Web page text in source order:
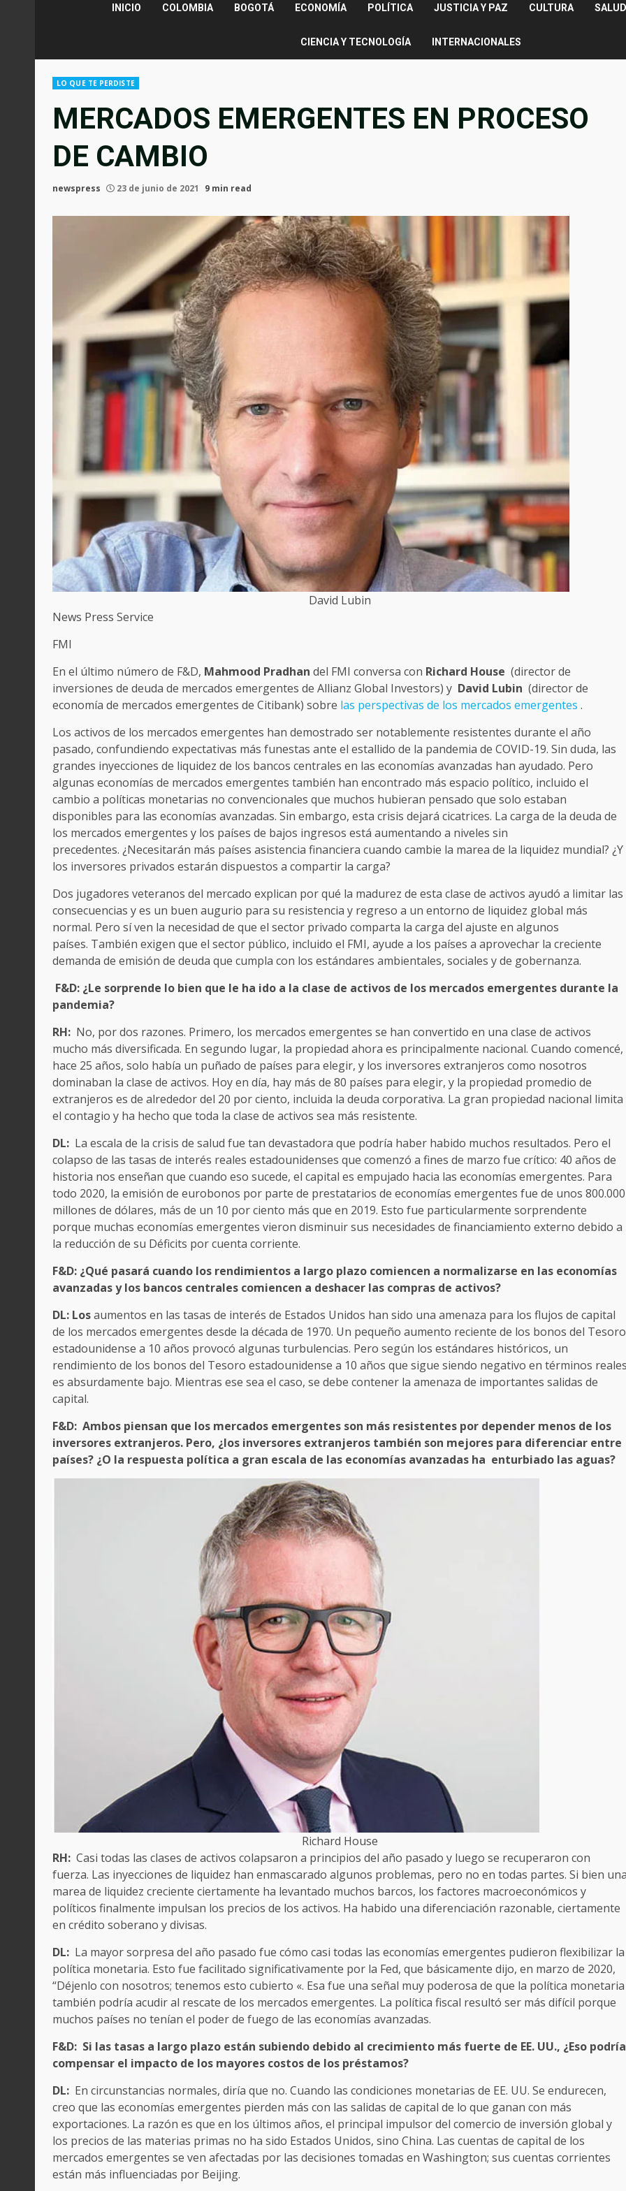
INICIO COLOMBIA BOGOTÁ ECONOMÍA POLÍTICA JUSTICIA Y PAZ CULTURA
CIENCIA Y TECNOLOGÍA INTERNACIONALES
LO QUE TE PERDISTE
MERCADOS EMERGENTES EN PROCESO
DE CAMBIO
newspress 23 de junio de 2021 9 min read
David Lubin
News Press Service
FMI
En el último número de F&D, Mahmood Pradhan del FMI conversa con Richard House (director de
inversiones de deuda de mercados emergentes de Allianz Global Investors) y David Lubin (director de
economía de mercados emergentes de Citibank) sobre las perspectivas de los mercados emergentes .
Los activos de los mercados emergentes han demostrado ser notablemente resistentes durante el año
pasado, confundiendo expectativas más funestas ante el estallido de la pandemia de COVID-19. Sin duda, las
grandes inyecciones de liquidez de los bancos centrales en las economías avanzadas han ayudado. Pero
algunas economías de mercados emergentes también han encontrado más espacio político, incluido el
cambio a políticas monetarias no convencionales que muchos hubieran pensado que solo estaban
disponibles para las economías avanzadas. Sin embargo, esta crisis dejará cicatrices. La carga de la deuda de
los mercados emergentes y los países de bajos ingresos está aumentando a niveles sin
precedentes. ¿Necesitarán más países asistencia financiera cuando cambie la marea de la liquidez mundial? ¿Y
los inversores privados estarán dispuestos a compartir la carga?
Dos jugadores veteranos del mercado explican por qué la madurez de esta clase de activos ayudó a limitar las
consecuencias y es un buen augurio para su resistencia y regreso a un entorno de liquidez global más
normal. Pero sí ven la necesidad de que el sector privado comparta la carga del ajuste en algunos
países. También exigen que el sector público, incluido el FMI, ayude a los países a aprovechar la creciente
demanda de emisión de deuda que cumpla con los estándares ambientales, sociales y de gobernanza.
F&D: ¿Le sorprende lo bien que le ha ido a la clase de activos de los mercados emergentes durante la
pandemia?
RH: No, por dos razones. Primero, los mercados emergentes se han convertido en una clase de activos
mucho más diversificada. En segundo lugar, la propiedad ahora es principalmente nacional. Cuando comencé,
hace 25 años, solo había un puñado de países para elegir, y los inversores extranjeros como nosotros
dominaban la clase de activos. Hoy en día, hay más de 80 países para elegir, y la propiedad promedio de
extranjeros es de alrededor del 20 por ciento, incluida la deuda corporativa. La gran propiedad nacional limita
el contagio y ha hecho que toda la clase de activos sea más resistente.
DL: La escala de la crisis de salud fue tan devastadora que podría haber habido muchos resultados. Pero el
colapso de las tasas de interés reales estadounidenses que comenzó a fines de marzo fue crítico: 40 años de
historia nos enseñan que cuando eso sucede, el capital es empujado hacia las economías emergentes. Para
todo 2020, la emisión de eurobonos por parte de prestatarios de economías emergentes fue de unos 800.000
millones de dólares, más de un 10 por ciento más que en 2019. Esto fue particularmente sorprendente
porque muchas economías emergentes vieron disminuir sus necesidades de financiamiento externo debido a
la reducción de su Déficits por cuenta corriente.
F&D: ¿Qué pasará cuando los rendimientos a largo plazo comiencen a normalizarse en las economías
avanzadas y los bancos centrales comiencen a deshacer las compras de activos?
DL: Losaumentos en las tasas de interés de Estados Unidos han sido una amenaza para los flujos de capital
de los mercados emergentes desde la década de 1970. Un pequeño aumento reciente de los bonos del Tesoro
estadounidense a 10 años provocó algunas turbulencias. Pero según los estándares históricos, un
rendimiento de los bonos del Tesoro estadounidense a 10 años que sigue siendo negativo en términos
es absurdamente bajo. Mientras ese sea el caso, se debe contener la amenaza de importantes salidas de
capital.
F&D: Ambos piensan que los mercados emergentes son más resistentes por depender menos de los
inversores extranjeros. Pero, ¿los inversores extranjeros también son mejores para diferenciar entre
países? ¿O la respuesta política a gran escala de las economías avanzadas ha enturbiado las aguas?
Richard House
RH: Casi todas las clases de activos colapsaron a principios del año pasado y luego se recuperaron con
fuerza. Las inyecciones de liquidez han enmascarado algunos problemas, pero no en todas partes. Si bien
marea de liquidez creciente ciertamente ha levantado muchos barcos, los factores macroeconómicos y
políticos finalmente impulsan los precios de los activos. Ha habido una diferenciación razonable, ciertamente
en crédito soberano y divisas.
DL: La mayor sorpresa del año pasado fue cómo casi todas las economías emergentes pudieron flexibilizar la
política monetaria. Esto fue facilitado significativamente por la Fed, que básicamente dijo, en marzo de 2020,
“Déjenlo con nosotros; tenemos esto cubierto «. Esa fue una señal muy poderosa de que la política monetaria
también podría acudir al rescate de los mercados emergentes. La política fiscal resultó ser más difícil porque
muchos países no tenían el poder de fuego de las economías avanzadas.
F&D: Si las tasas a largo plazo están subiendo debido al crecimiento más fuerte de EE. UU., ¿Eso podría
compensar el impacto de los mayores costos de los préstamos?
DL: En circunstancias normales, diría que no. Cuando las condiciones monetarias de EE. UU. Se endurecen,
creo que las economías emergentes pierden más con las salidas de capital de lo que ganan con más
exportaciones. La razón es que en los últimos años, el principal impulsor del comercio de inversión global y
los precios de las materias primas no ha sido Estados Unidos, sino China. Las cuentas de capital de los
mercados emergentes se ven afectadas por las decisiones tomadas en Washington; sus cuentas corrientes
están más influenciadas por Beijing.